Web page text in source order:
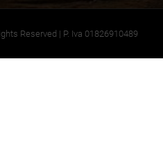
Reserved | P. Iva 01826910489